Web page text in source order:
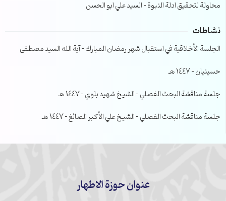
محاولة لتحقيق ادلة النبوة – السيد علي ابو الحسن
نشاطات
الجلسة الأخلاقية في استقبال شهر رمضان المبارك – آية الله السيد مصطفى
حسينيان – 1447 هـ
جلسة مناقشة البحث الفصلي – الشيخ شهيد بلوي – 1447 هـ
جلسة مناقشة البحث الفصلي – الشيخ علي الأكبر الصائغ – 1447 هـ
عنوان حوزة الاطهار